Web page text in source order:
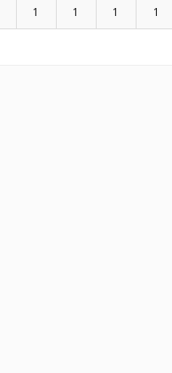
1 1 1 1